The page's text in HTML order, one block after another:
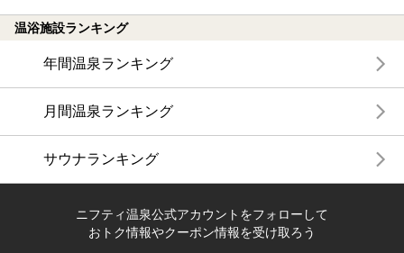
温浴施設ランキング
年間温泉ランキング
月間温泉ランキング
サウナランキング
ニフティ温泉公式アカウントをフォローして
おトク情報やクーポン情報を受け取ろう